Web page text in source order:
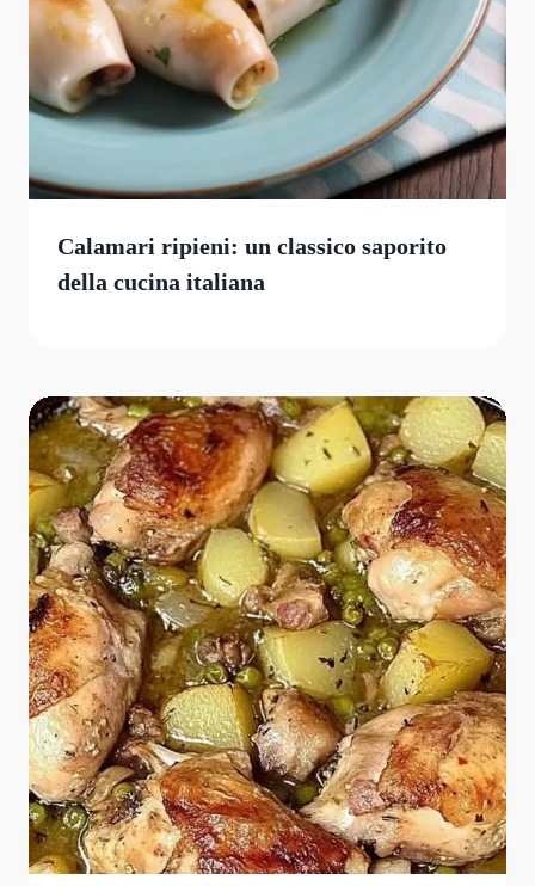
Calamari ripieni: un classico saporito
della cucina italiana